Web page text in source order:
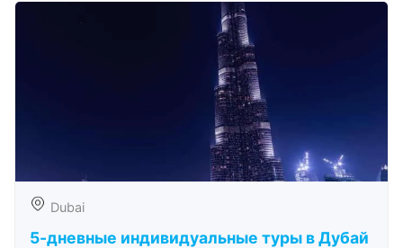
Dubai
5-дневные индивидуальные туры в Дубай